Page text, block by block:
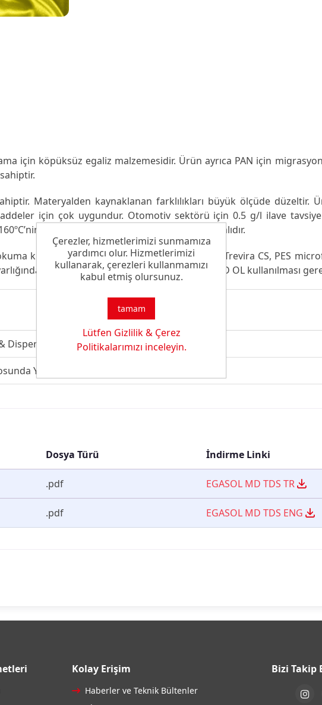
için köpüksüz egaliz malzemesidir. Ürün ayrıca PAN için
Materyalden kaynaklanan farklılıkları büyük ölçüde düzeltir.
için çok uygundur. Otomotiv sektörü için 0.5 g/l ilave tavsiye
üzerindeki bir sıcaklıkta kurutma yapılmalıdır.
kumaşların boyamasında oldukça etkilidir. Trevira CS, PES
çökelti oluşumunu önlemek için SARABID OL kullanılması
Dispergatör
Yüksek Egalize Özelliği
Dosya Türü İndirme Linki
.pdf EGASOL MD TDS TR
.pdf EGASOL MD TDS ENG
Kolay Erişim
Haberler ve Teknik Bültenler
Bizi Takip
Çerezler, hizmetlerimizi sunmamıza
yardımcı olur. Hizmetlerimizi
kullanarak, çerezleri kullanmamızı
kabul etmiş olursunuz.
tamam
Lütfen Gizlilik & Çerez
Politikalarımızı inceleyin.